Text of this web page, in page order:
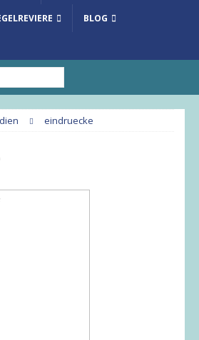
BLOG
eindruecke